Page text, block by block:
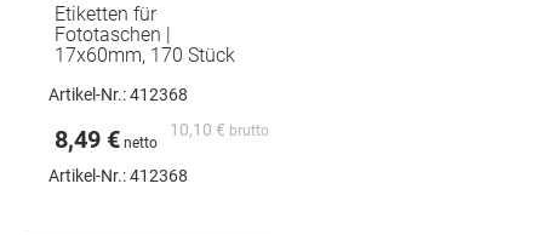
Etiketten für
Fototaschen |
17x60mm, 170 Stück
Artikel-Nr.: 412368
10,10 €
8,49 €
Artikel-Nr.:412368